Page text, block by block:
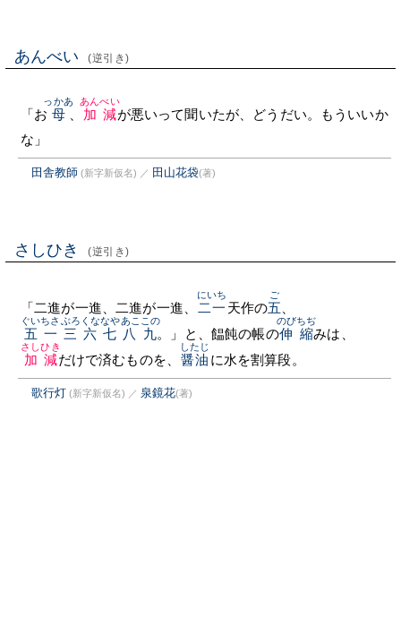
あんべい (逆引き)
「お 母
っかあ
加減
あんべい
が悪いって聞いたが、どうだい。もういいか
な」
田舎教師 (新字新仮名) ／ 田山花袋(著)
さしひき (逆引き)
「二進が一進、二進が一進、 二一
にいち
天作の五
ご
五一三六七八九
ぐいちさぶろくななやあここの
。」と、饂飩の帳の伸縮
のびちぢ
みは、
加減
さしひき
だけで済むものを、 醤油
したじ
に水を割算段。
歌行灯 (新字新仮名) ／ 泉鏡花(著)